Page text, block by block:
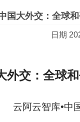
国大外交：全球
日期
外交：全球
云阿云智库•中